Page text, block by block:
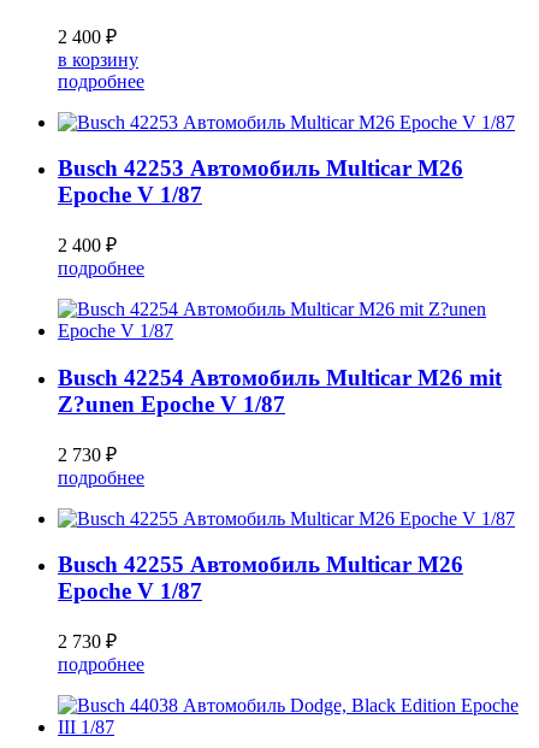
2 400 ₽
в корзину
подробнее
Busch 42253 Автомобиль Multicar M26
Epoche V 1/87
2 400 ₽
подробнее
Busch 42254 Автомобиль Multicar M26 mit
Z?unen Epoche V 1/87
2 730 ₽
подробнее
Busch 42255 Автомобиль Multicar M26
Epoche V 1/87
2 730 ₽
подробнее